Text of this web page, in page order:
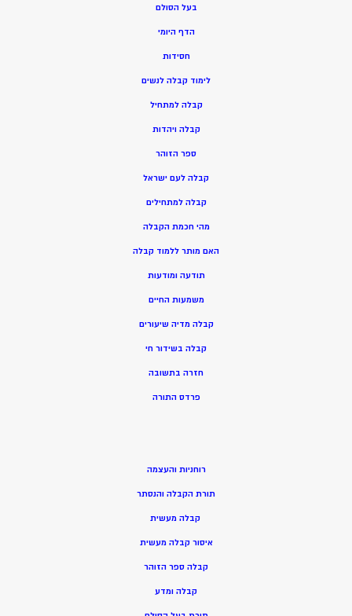
בעל הסולם
הדף היומי
חסידות
לימוד קבלה לנשים
קבלה למתחיל
קבלה ויהדות
ספר הזוהר
קבלה לעם ישראל
קבלה למתחילים
מהי חכמת הקבלה
האם מותר ללמוד קבלה
תודעה ומודעות
משמעות החיים
קבלה מדיה שיעורים
קבלה בשידור חי
חזרה בתשובה
פרדס התורה
רוחניות והעצמה
תורת הקבלה והנסתר
קבלה מעשית
איסור קבלה מעשית
קבלה ספר הזוהר
קבלה ומדע